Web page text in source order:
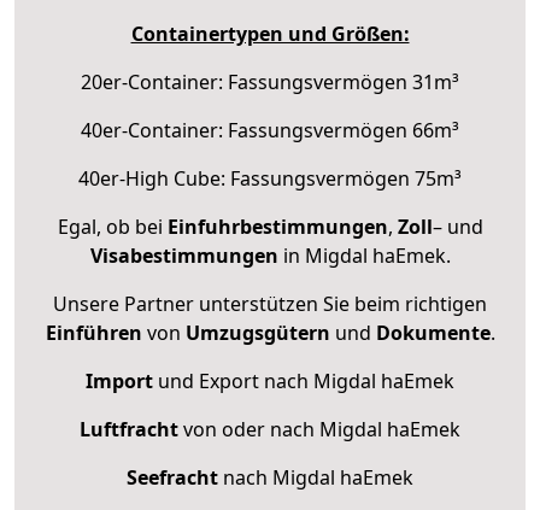
Containertypen und Größen:
20er-Container: Fassungsvermögen 31m³
40er-Container: Fassungsvermögen 66m³
40er-High Cube: Fassungsvermögen 75m³
Egal, ob bei Einfuhrbestimmungen, Zoll– und
Visabestimmungen in Migdal haEmek.
Unsere Partner unterstützen Sie beim richtigen
Einführen von Umzugsgütern und Dokumente.
Import und Export nach Migdal haEmek
Luftfrachtvon oder nach Migdal haEmek
Seefracht nach Migdal haEmek